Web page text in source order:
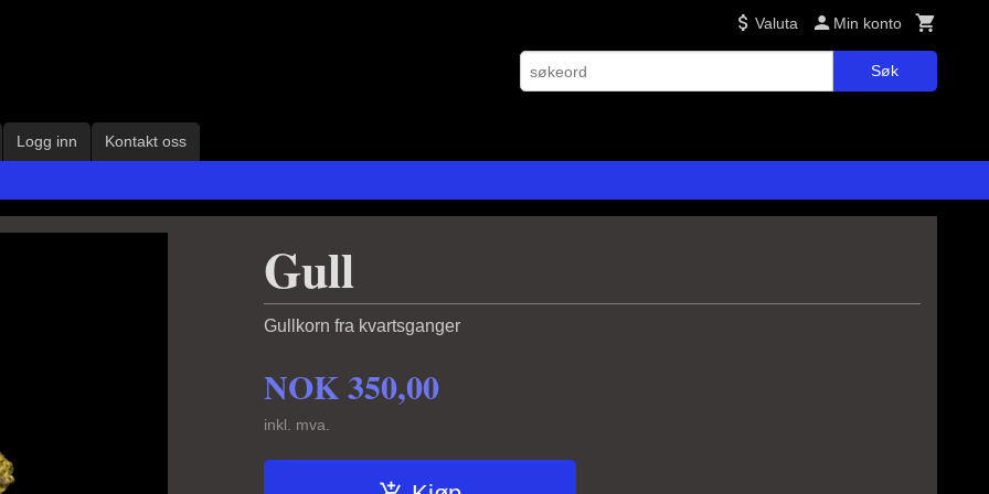
Valuta Min konto
Søk
Logg inn Kontakt oss
Gull
Gullkorn fra kvartsganger
NOK350,00
inkl. mva.